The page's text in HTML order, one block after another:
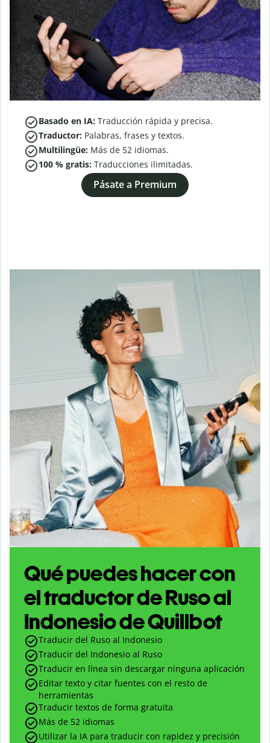
Basado en IA: Traducción rápida y precisa.
Traductor: Palabras, frases y textos.
Multilingüe: Más de 52 idiomas.
100 % gratis: Traducciones ilimitadas.
Pásate a Premium
Qué puedes hacer con
el traductor de Ruso al
Indonesio de Quillbot
Traducir del Ruso al Indonesio
Traducir del Indonesio al Ruso
Traducir en línea sin descargar ninguna aplicación
Editar texto y citar fuentes con el resto de
herramientas
Traducir textos de forma gratuita
Más de 52 idiomas
Utilizar la IA para traducir con rapidez y precisión